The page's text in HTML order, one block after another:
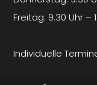
Freitag: 9.30 Uhr –
Individuelle